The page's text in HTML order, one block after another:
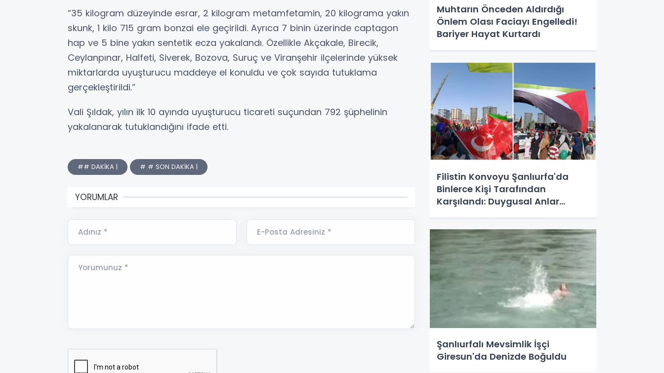
“35 kilogram düzeyinde esrar, 2 kilogram metamfetamin, 20 kilograma yakın
skunk, 1 kilo 715 gram bonzai ele geçirildi. Ayrıca 7 binin üzerinde captagon
hap ve 5 bine yakın sentetik ecza yakalandı. Özellikle Akçakale, Birecik,
Ceylanpınar, Halfeti, Siverek, Bozova, Suruç ve Viranşehir ilçelerinde yüksek
miktarlarda uyuşturucu maddeye el konuldu ve çok sayıda tutuklama
gerçekleştirildi.”
Vali Şıldak, yılın ilk 10 ayında uyuşturucu ticareti suçundan 792 şüphelinin
yakalanarak tutuklandığını ifade etti.
## DAKİKA | # # SON DAKİKA |
YORUMLAR
Adınız * E-Posta Adresiniz *
Yorumunuz *
Muhtarın Önceden Aldırdığı
Önlem Olası Faciayı Engelledi!
Bariyer Hayat Kurtardı
Filistin Konvoyu Şanlıurfa'da
Binlerce Kişi Tarafından
Karşılandı: Duygusal Anlar
Şanlıurfalı Mevsimlik İşçi
Giresun'da Denizde Boğuldu